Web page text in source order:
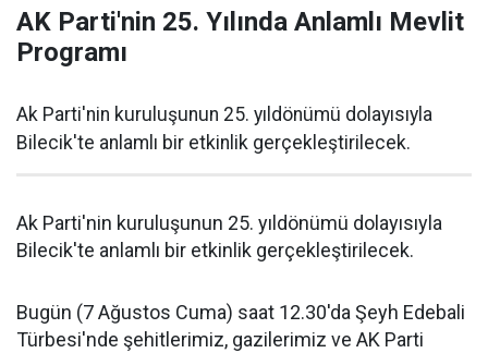
AK Parti'nin 25. Yılında Anlamlı Mevlit
Programı
Ak Parti'nin kuruluşunun 25. yıldönümü dolayısıyla
Bilecik'te anlamlı bir etkinlik gerçekleştirilecek.
Ak Parti'nin kuruluşunun 25. yıldönümü dolayısıyla
Bilecik'te anlamlı bir etkinlik gerçekleştirilecek.
Bugün (7 Ağustos Cuma) saat 12.30'da Şeyh Edebali
Türbesi'nde şehitlerimiz, gazilerimiz ve AK Parti